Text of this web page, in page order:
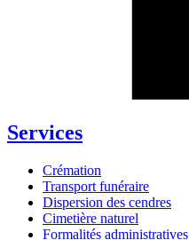
Services
Crémation
Transport funéraire
Dispersion des cendres
Cimetière naturel
Formalités administratives